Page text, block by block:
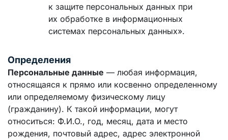
к защите персональных данных при
их обработке в информационных
системах персональных данных».
Определения
Персональные данные — любая информация,
относящаяся к прямо или косвенно определенному
или определяемому физическому лицу
(гражданину). К такой информации, могут
относиться: Ф.И.О., год, месяц, дата и место
рождения, почтовый адрес, адрес электронной